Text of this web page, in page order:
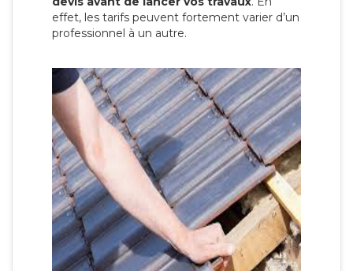
effet, les tarifs peuvent fortement varier d’un
professionnel à un autre.